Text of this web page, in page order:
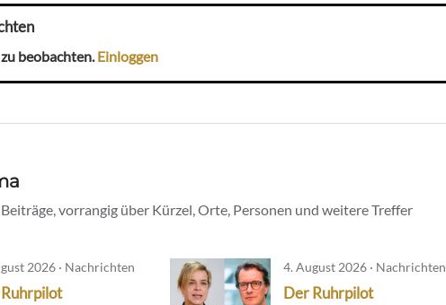
beobachten.Einloggen
vorrangig über Kürzel, Orte, Personen und weitere Treffer
2026 · Nachrichten 4. August 2026 · Nachrichten
Der Ruhrpilot